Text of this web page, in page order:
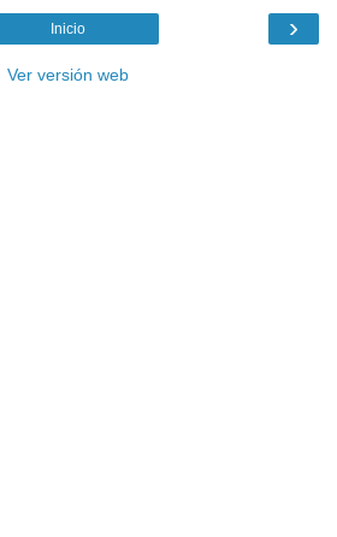
›
Inicio
Ver versión web